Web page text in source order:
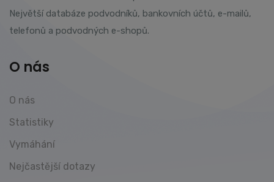
Největší databáze podvodníků, bankovních účtů, e-mailů,
telefonů a podvodných e-shopů.
O nás
O nás
Statistiky
Vymáhání
Nejčastější dotazy